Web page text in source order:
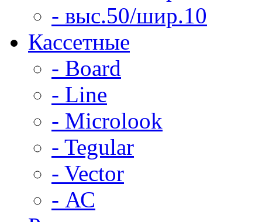
- выс.50/шир.10
Кассетные
- Board
- Line
- Microlook
- Tegular
- Vector
- АС